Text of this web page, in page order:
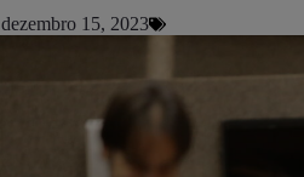
dezembro 15, 2023